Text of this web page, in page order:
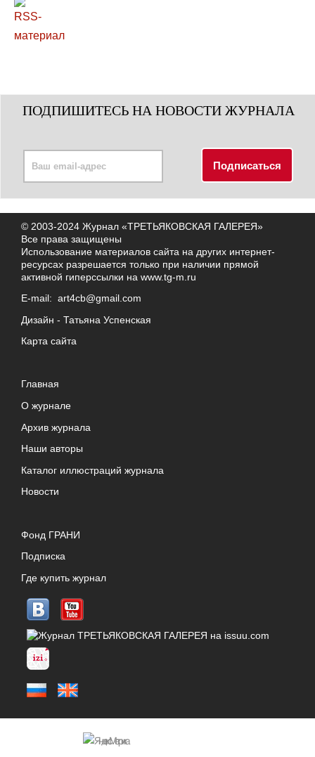
ПОДПИШИТЕСЬ НА НОВОСТИ ЖУРНАЛА
© 2003-2024 Журнал «ТРЕТЬЯКОВСКАЯ ГАЛЕРЕЯ»
Все права защищены
Использование материалов сайта на других интернет-
ресурсах разрешается только при наличии прямой
активной гиперссылки на www.tg-m.ru
E-mail: art4cb@gmail.com
Дизайн - Татьяна Успенская
Карта сайта
Главная
О журнале
Архив журнала
Наши авторы
Каталог иллюстраций журнала
Новости
Фонд ГРАНИ
Подписка
Где купить журнал